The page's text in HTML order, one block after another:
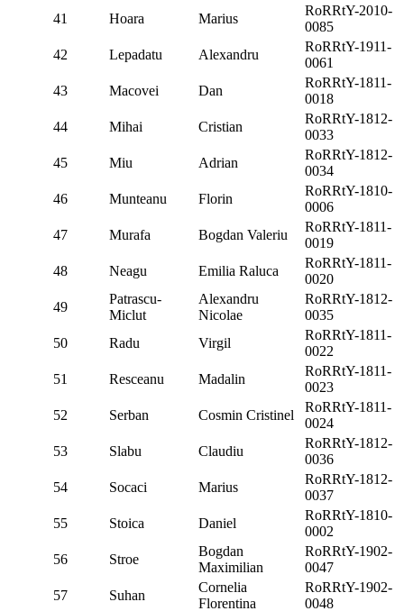
41
Hoara Marius
RoRRtY-2010-
0085
42
Lepadatu Alexandru
RoRRtY-1911-
0061
43
Macovei Dan
RoRRtY-1811-
0018
44
Mihai Cristian
RoRRtY-1812-
0033
45
Miu Adrian
RoRRtY-1812-
0034
46
Munteanu Florin
RoRRtY-1810-
0006
47
Murafa Bogdan Valeriu
RoRRtY-1811-
0019
48
Neagu Emilia Raluca
RoRRtY-1811-
0020
49
Patrascu-
Miclut
Alexandru
Nicolae
RoRRtY-1812-
0035
50
Radu Virgil
RoRRtY-1811-
0022
51
Resceanu Madalin
RoRRtY-1811-
0023
52
Serban Cosmin Cristinel
RoRRtY-1811-
0024
53
Slabu Claudiu
RoRRtY-1812-
0036
54
Socaci Marius
RoRRtY-1812-
0037
55
Stoica Daniel
RoRRtY-1810-
0002
56
Stroe
Bogdan
Maximilian
RoRRtY-1902-
0047
57
Suhan
Cornelia
Florentina
RoRRtY-1902-
0048